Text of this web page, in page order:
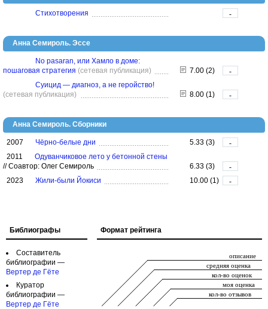
Стихотворения -
Анна Семироль. Эссе
No pasaran, или Хамло в доме:
пошаговая стратегия (сетевая публикация) 7.00 (2)
-
Суицид — диагноз, а не геройство!
(сетевая публикация)
8.00 (1) -
Анна Семироль. Сборники
2007 Чёрно-белые дни 5.33 (3)
-
2011
Одуванчиковое лето у бетонной стены
//Соавтор: Олег Семироль 6.33 (3)
-
2023
Жили-были Йокиси 10.00 (1) -
Формат рейтинга
Библиографы
Составитель
библиографии —
Вертер де Гёте
Куратор
библиографии —
Вертер де Гёте